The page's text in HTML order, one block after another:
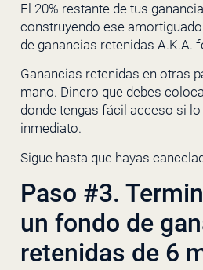
El 20% restante de tus
construyendo ese
de ganancias retenidas A.K.A.
Ganancias retenidas en otras
mano. Dinero que debes
donde tengas fácil acceso si
inmediato.
Sigue hasta que hayas
Paso #3.
un fondo de
retenidas de 6